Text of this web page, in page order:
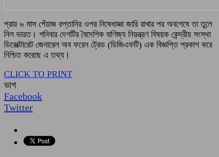
প্রায় ৬ মাস পেঁয়াজ রপ্তানির ওপর নিষেধাজ্ঞা জারি রাখার পর অবশেষে তা তুলে
নিল ভারত। শনিবার দেশটির বৈদেশিক বাণিজ্য নিয়ন্ত্রণ বিষয়ক কেন্দ্রীয় সংস্থা
ডিরেক্টোরেট জেনারেল অব ফরেন ট্রেড (ডিজিএফটি) এক বিজ্ঞপ্তি প্রকাশ করে
নিশ্চিত করেছে এ তথ্য।
CLICK TO PRINT
ভাগ
Facebook
Twitter